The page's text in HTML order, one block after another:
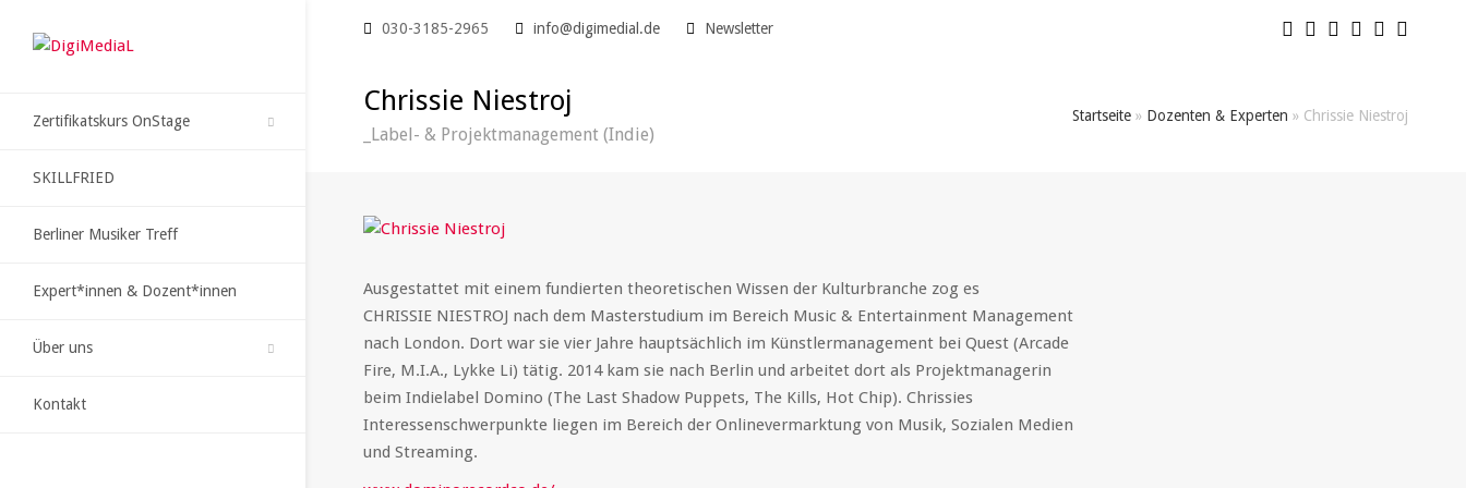
030-3185-2965 info@digimedial.de Newsletter
Zertifikatskurs OnStage
SKILLFRIED
Berliner Musiker Treff
Expert*innen & Dozent*innen
Über uns
Kontakt
Chrissie Niestroj Startseite» Dozenten & Experten » Chrissie Niestroj
_Label- & Projektmanagement (Indie)
Ausgestattet mit einem fundierten theoretischen Wissen der Kulturbranche zog es
CHRISSIE NIESTROJ nach dem Masterstudium im Bereich Music & Entertainment Management
nach London. Dort war sie vier Jahre hauptsächlich im Künstlermanagement bei Quest (Arcade
Fire, M.I.A., Lykke Li) tätig. 2014 kam sie nach Berlin und arbeitet dort als Projektmanagerin
beim Indielabel Domino (The Last Shadow Puppets, The Kills, Hot Chip). Chrissies
Interessenschwerpunkte liegen im Bereich der Onlinevermarktung von Musik, Sozialen Medien
und Streaming.